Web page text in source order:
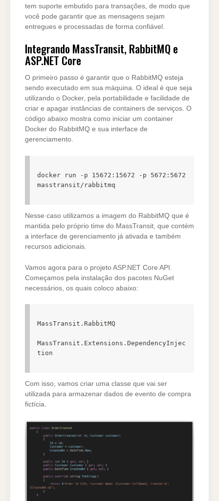
tem suporte embutido para transações, de modo que
você pode garantir que as mensagens sejam
entregues e processadas de forma confiável.
Integrando MassTransit, RabbitMQ e
ASP.NET Core
O primeiro passo é garantir que o RabbitMQ esteja
sendo executado em sua máquina. O ideal é que seja
utilizando o Docker, pela portabilidade e facilidade de
criar e apagar instâncias de containers de serviços. O
código abaixo mostra como iniciar um container
Docker do RabbitMQ e sua interface de
gerenciamento.
docker run -p 15672:15672 -p 5672:5672
masstransit/rabbitmq
Nesse caso utilizamos a imagem do RabbitMQ que é
mantida pelo próprio time do MassTransit, que contém
a interface de gerenciamento já ativada e também
recursos adicionais.
Vamos agora para o projeto ASP.NET Core API.
Começamos pela instalação dos pacotes NuGet
necessários, os quais coloco abaixo:
MassTransit.RabbitMQ
MassTransit.Extensions.DependencyInjec
tion
Com isso, vamos criar uma classe que vai ser
utilizada para armazenar dados de evento de compra
fictícia.